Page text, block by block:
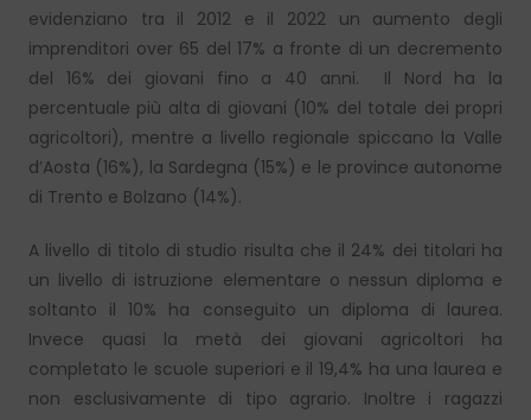
evidenziano tra il 2012 e il 2022 un aumento degli
imprenditori over 65 del 17% a fronte di un decremento
del 16% dei giovani fino a 40 anni. Il Nord ha la
percentuale più alta di giovani (10% del totale dei propri
agricoltori), mentre a livello regionale spiccano la Valle
d’Aosta (16%), la Sardegna (15%) e le province autonome
di Trento e Bolzano (14%).
A livello di titolo di studio risulta che il 24% dei titolari ha
un livello di istruzione elementare o nessun diploma e
soltanto il 10% ha conseguito un diploma di laurea.
Invece quasi la metà dei giovani agricoltori ha
completato le scuole superiori e il 19,4% ha una laurea e
non esclusivamente di tipo agrario. Inoltre i ragazzi